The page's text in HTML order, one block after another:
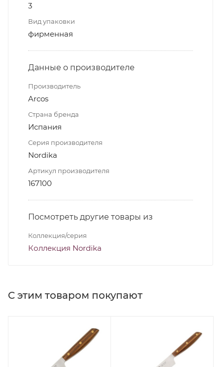
3
Вид упаковки
фирменная
Данные о производителе
Производитель
Arcos
Страна бренда
Испания
Серия производителя
Nordika
Артикул производителя
167100
Посмотреть другие товары из
Коллекция/серия
Коллекция Nordika
С этим товаром покупают